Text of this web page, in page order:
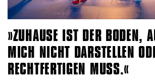
ZUHAUSE IST DER BODEN,
MICH NICHT DARSTELLEN
RECHTFERTIGEN MUSS.